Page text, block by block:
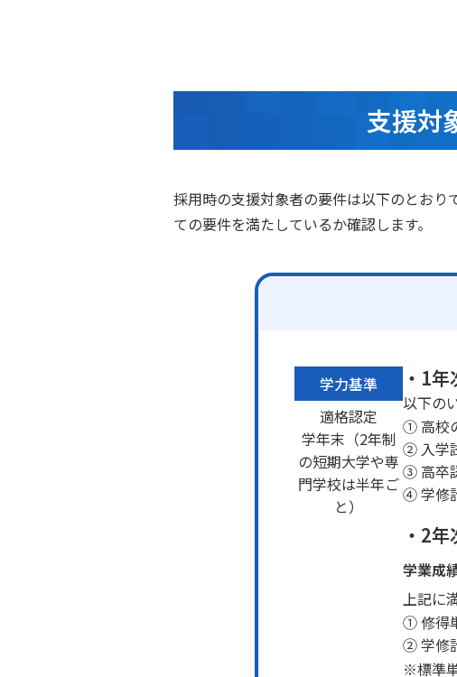
支援対
採用時の支援対象者の要件は以下のとおり
ての要件を満たしているか確認します。
学力基準
適格認定
学年末（2年制
の短期大学や専
門学校は半年ご
と）
・1
以下の
① 高校
② 入学
③ 高卒
④ 学修
・2
学業成
上記に
① 修得
② 学修
※標準